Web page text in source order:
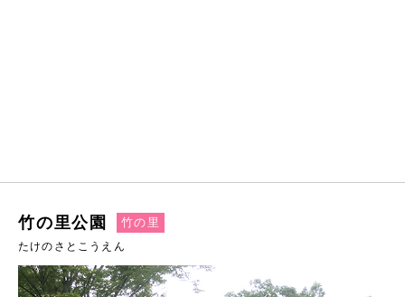
竹の里公園 竹の里
たけのさとこうえん